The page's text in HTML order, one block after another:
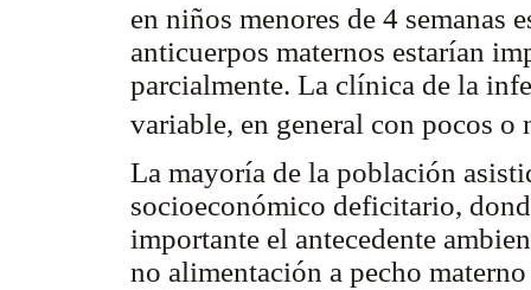
en niños menores de 4 semanas
anticuerpos maternos estarían
parcialmente. La clínica de la
variable, en general con pocos
La mayoría de la población
socioeconómico deficitario,
importante el antecedente
no alimentación a pecho